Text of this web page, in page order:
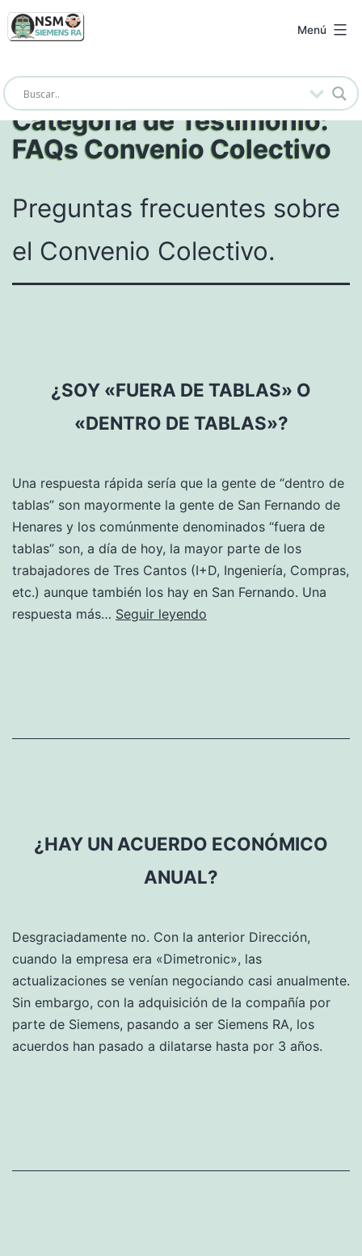
Saltar
NSM
RA
Menú
Categoría de Testimonio:
FAQs Convenio Colectivo
Preguntas frecuentes sobre
el Convenio Colectivo.
¿SOY «FUERA DE TABLAS» O
«DENTRO DE TABLAS»?
Una respuesta rápida sería que la gente de “dentro de
tablas” son mayormente la gente de San Fernando de
Henares y los comúnmente denominados “fuera de
tablas” son, a día de hoy, la mayor parte de los
trabajadores de Tres Cantos (I+D, Ingeniería, Compras,
etc.) aunque también los hay en San Fernando. Una
respuesta más… Seguir leyendo
de
¿HAY UN ACUERDO ECONÓMICO
ANUAL?
Desgraciadamente no. Con la anterior Dirección,
cuando la empresa era «Dimetronic», las
actualizaciones se venían negociando casi anualmente.
Sin embargo, con la adquisición de la compañía por
parte de Siemens, pasando a ser Siemens RA, los
acuerdos han pasado a dilatarse hasta por 3 años.